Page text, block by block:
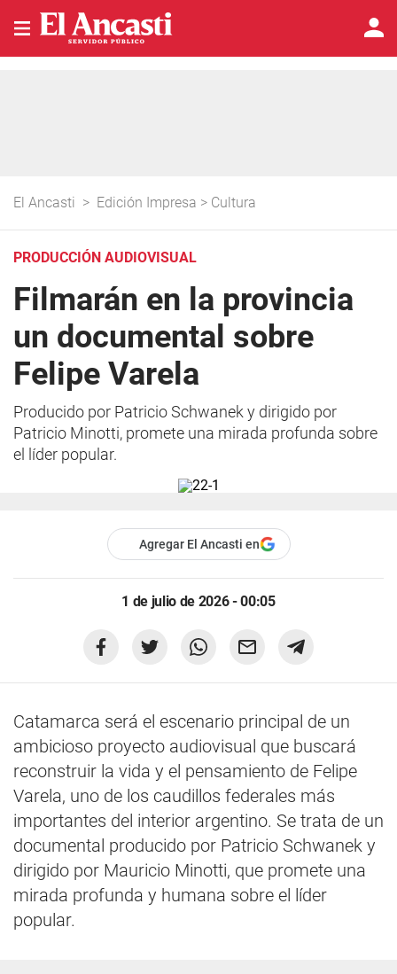
El Ancasti > Edición Impresa > Cultura
PRODUCCIÓN AUDIOVISUAL
Filmarán en la provincia
un documental sobre
Felipe Varela
Producido por Patricio Schwanek y dirigido por
Patricio Minotti, promete una mirada profunda sobre
el líder popular.
Agregar El Ancasti en
1 de julio de 2026 - 00:05
Catamarca será el escenario principal de un
ambicioso proyecto audiovisual que buscará
reconstruir la vida y el pensamiento de Felipe
Varela, uno de los caudillos federales más
importantes del interior argentino. Se trata de un
documental producido por Patricio Schwanek y
dirigido por Mauricio Minotti, que promete una
mirada profunda y humana sobre el líder
popular.